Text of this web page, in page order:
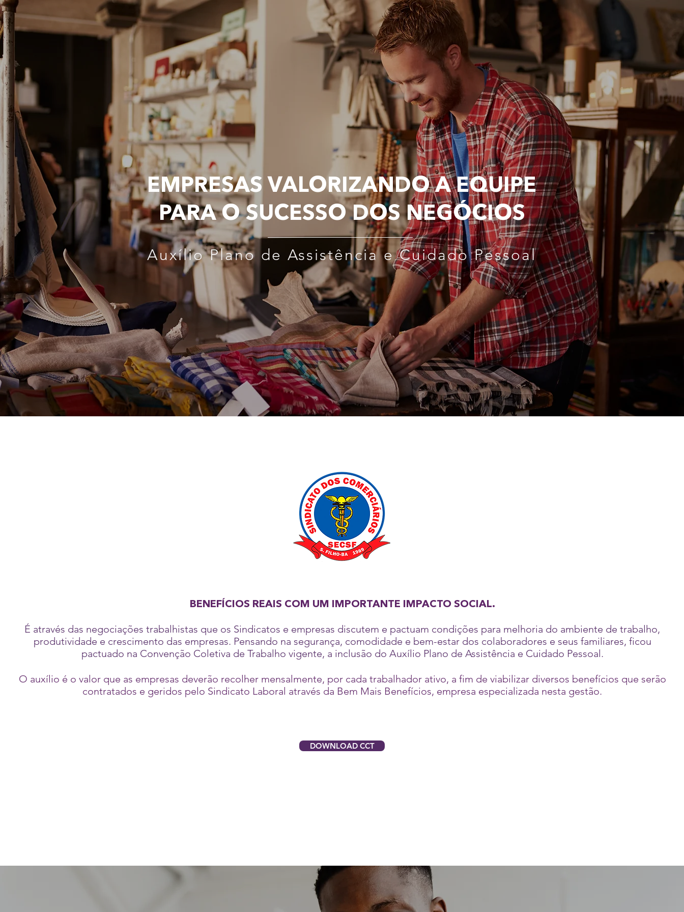
EMPRESAS VALORIZANDO A EQUIPE
PARA O SUCESSO DOS NEGÓCIOS
Auxílio Plano de Assistência e Cuidado Pessoal
BENEFÍCIOS REAIS COM UM IMPORTANTE IMPACTO SOCIAL.
É através das negociações trabalhistas que os Sindicatos e empresas discutem e pactuam condições para melhoria do ambiente de trabalho,
produtividade e crescimento das empresas. Pensando na segurança, comodidade e bem-estar dos colaboradores e seus familiares, ficou
pactuado na Convenção Coletiva de Trabalho vigente, a inclusão do Auxílio Plano de Assistência e Cuidado Pessoal.
O auxílio é o valor que as empresas deverão recolher mensalmente, por cada trabalhador ativo, a fim de viabilizar diversos benefícios que serão
contratados e geridos pelo Sindicato Laboral através da Bem Mais Benefícios, empresa especializada nesta gestão.
DOWNLOAD CCT